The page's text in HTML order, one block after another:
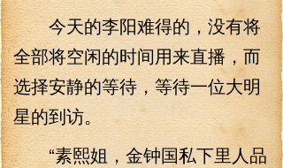
今天的李阳难得的，没有将
全部将空闲的时间用来直播，而
选择安静的等待，等待一位大明
星的到访。
“素熙姐，金钟国私下里人品